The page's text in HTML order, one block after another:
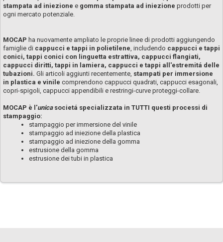
stampata ad iniezione e gomma stampata ad iniezione prodotti per
ogni mercato potenziale.
MOCAP ha nuovamente ampliato le proprie linee di prodotti aggiungendo
famiglie di cappucci e tappi in polietilene, includendo cappucci e tappi
conici, tappi conici con linguetta estrattiva, cappucci flangiati,
cappucci diritti, tappi in lamiera, cappucci e tappi all'estremitá delle
tubazioni. Gli articoli aggiunti recentemente, stampati per immersione
in plastica e vinile comprendono cappucci quadrati, cappucci esagonali,
copri-spigoli, cappucci appendibili e restringi-curve proteggi-collare.
MOCAP è l'unicasocietá specializzata in TUTTI questi processi di
stampaggio:
stampaggio per immersione del vinile
stampaggio ad iniezione della plastica
stampaggio ad iniezione della gomma
estrusione della gomma
estrusione dei tubi in plastica